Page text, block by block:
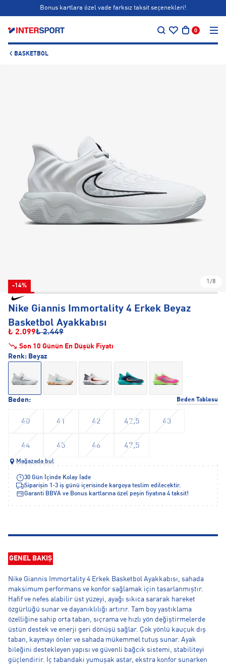
Bonus kartlara özel vade farksız taksit seçenekleri!
0
BASKETBOL
-14%
1/8
Nike Giannis Immortality 4 Erkek Beyaz
Basketbol Ayakkabısı
₺ 2.099₺ 2.449
Son 10 Günün En Düşük Fiyatı
Beden: Beden Tablosu
40 41 42 42,5 43
44 45 46 47,5
Renk: Beyaz
Mağazada bul
30 Gün İçinde Kolay İade
Siparişin 1-3 iş günü içerisinde kargoya teslim edilecektir.
Garanti BBVA ve Bonus kartlarına özel peşin fiyatına 4 taksit!
GENEL BAKIŞ
Nike Giannis Immortality 4 Erkek Basketbol Ayakkabısı, sahada
maksimum performans ve konfor sağlamak için tasarlanmıştır.
Hafif ve nefes alabilir üst yüzeyi, ayağı sıkıca sararak hareket
özgürlüğü sunar ve dayanıklılığı artırır. Tam boy yastıklama
özelliğine sahip orta taban, sıçrama ve hızlı yön değiştirmelerde
üstün destek ve enerji geri dönüşü sağlar. Çok yönlü kauçuk dış
taban, kaymayı önler ve sahada mükemmel tutuş sunar. Ayak
bileğini destekleyen yapısı ve güvenli bağcık sistemi, stabiliteyi
güçlendirir. İç tabandaki yumuşak astar, ekstra konfor sunarken